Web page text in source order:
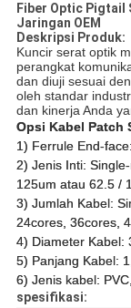
Fiber Optic Pigtail
Jaringan OEM
Deskripsi Produk:
Kuncir serat optik
perangkat
dan diuji sesuai
oleh standar
dan kinerja Anda
Opsi Kabel Patch
1) Ferrule End-
2) Jenis Inti:
125um atau 62.5 /
3) Jumlah Kabel:
24cores, 36cores,
4) Diameter Kabel:
5) Panjang Kabel:
6) Jenis kabel:
spesifikasi: